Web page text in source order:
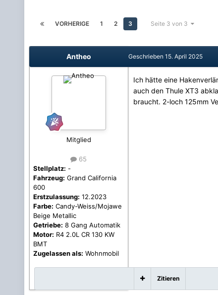
VORHERIGE 1 2 3 Seite 3 von 3
Antheo
Mitglied
65
Stellplatz: -
Fahrzeug: Grand California
600
Erstzulassung: 12.2023
Farbe: Candy-Weiss/Mojawe
Beige Metallic
Getriebe: 8 Gang Automatik
Motor: R4 2.0L CR 130 KW
BMT
Zugelassen als: Wohnmobil
Geschrieben 15. April 2025
Ich hätte eine
auch den Thule XT3
braucht. 2-loch 125mm
Zitieren